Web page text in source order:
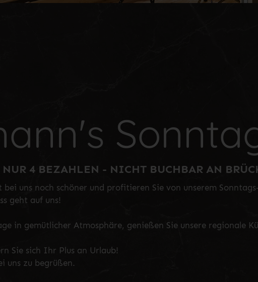
NUR 4 BEZAHLEN - NICHT BUCHBAR AN
uns noch schöner und profitieren Sie von unserem
geht auf uns!
in gemütlicher Atmosphäre, genießen Sie unsere regionale
Sie sich Ihr Plus an Urlaub!
uns zu begrüßen.